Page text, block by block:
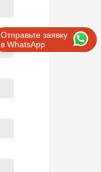
Отправьте заявку
в WhatsApp